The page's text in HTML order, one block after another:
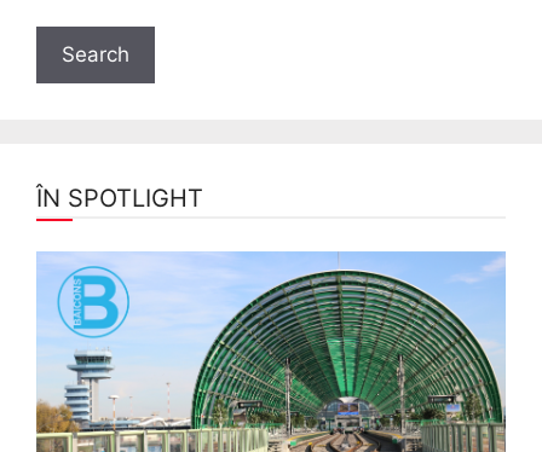
ÎN SPOTLIGHT